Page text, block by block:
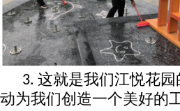
3. 这就是我们江悦花
动为我们创造一个美好的